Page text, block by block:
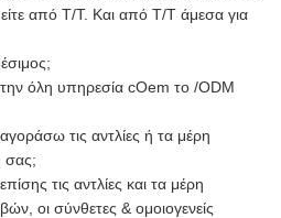
από T/T. Και από T/T άμεσα για
όλη υπηρεσία cOem το /ODM
τις αντλίες ή τα μέρη
σας;
τις αντλίες και τα μέρη
οι σύνθετες & ομοιογενείς